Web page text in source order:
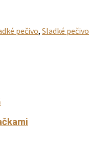
pečivo, Sladké pečivo